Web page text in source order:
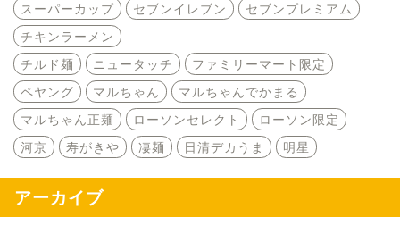
スーパーカップ
セブンイレブン
セブンプレミアム
チキンラーメン
チルド麺
ニュータッチ
ファミリーマート限定
ペヤング
マルちゃん
マルちゃんでかまる
マルちゃん正麺
ローソンセレクト
ローソン限定
河京
寿がきや 凄麺 日清デカうま 明星
アーカイブ